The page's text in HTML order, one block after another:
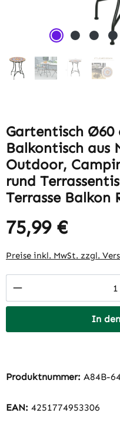
Gartentisch Ø60
Balkontisch aus
Outdoor,
rund
Terrasse Balkon
Regulärer Preis:
75,99 €
Preise inkl. MwSt. zzgl.
Produkt Anzahl:
In
Produktnummer: A84B-
EAN: 4251774953306